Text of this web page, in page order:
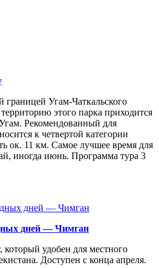
границей Угам-Чаткальского
этого парка приходится
Рекомендованный для
к четвертой категории
ок. 11 км. Самое лучшее время для
иногда июнь. Программа тура 3
дней — Чимган
удобен для местного
Доступен с конца апреля.